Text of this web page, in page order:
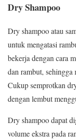
Dry Shampoo
Dry shampoo atau
untuk mengatasi
bekerja dengan cara
dan rambut, sehingga
Cukup semprotkan
dengan lembut
Dry shampoo dapat
volume ekstra pada